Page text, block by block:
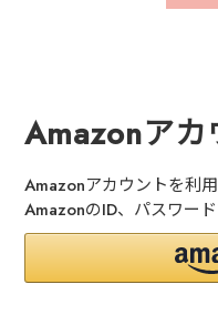
Amazonア
Amazonアカウントを利
AmazonのID、パスワー